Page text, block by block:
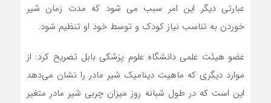
عبارتی دیگر این امر سبب می شود که مدت زمان شیر
خوردن به تناسب نیاز کودک و توسط خود او تنظیم شود.
عضو هیئت علمی دانشگاه علوم پزشکی بابل تصریح کرد: از
موارد دیگری که ماهیت دینامیک شیر مادر را نشان می‌دهد
این است که در طول شبانه روز میزان چربی شیر مادر متغیر